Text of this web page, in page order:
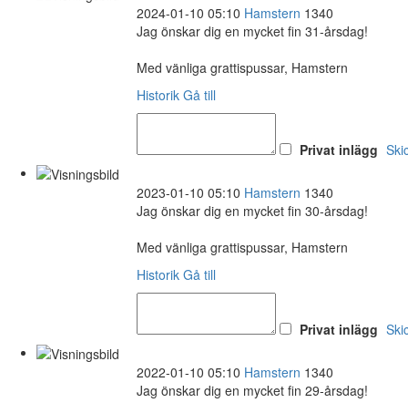
2024-01-10 05:10 Hamstern 1340
Jag önskar dig en mycket fin 31-årsdag!
Med vänliga grattispussar, Hamstern
Historik Gå till
Privat inlägg
2023-01-10 05:10 Hamstern 1340
Jag önskar dig en mycket fin 30-årsdag!
Med vänliga grattispussar, Hamstern
Historik Gå till
Privat inlägg
2022-01-10 05:10 Hamstern 1340
Jag önskar dig en mycket fin 29-årsdag!